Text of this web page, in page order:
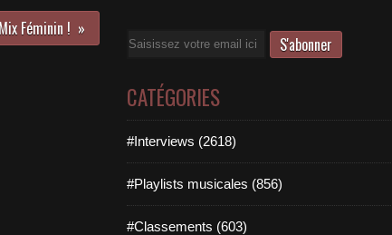
Féminin !
Email
CATÉGORIES
#Interviews (2618)
#Playlists musicales (856)
#Classements (603)